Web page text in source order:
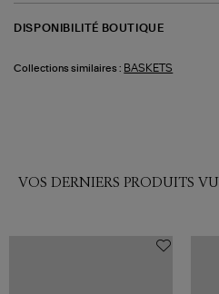
DISPONIBILITÉ BOUTIQUE
Collections similaires : BASKETS
VOS DERNIERS PRODUITS